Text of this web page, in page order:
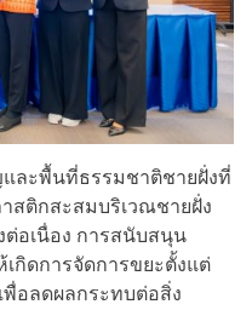
ละพื้นที่ธรรมชาติชายฝั่งที่
สติกสะสมบริเวณชายฝั่ง
อเนื่อง การสนับสนุน
เกิดการจัดการขยะตั้งแต่
พื่อลดผลกระทบต่อสิ่ง